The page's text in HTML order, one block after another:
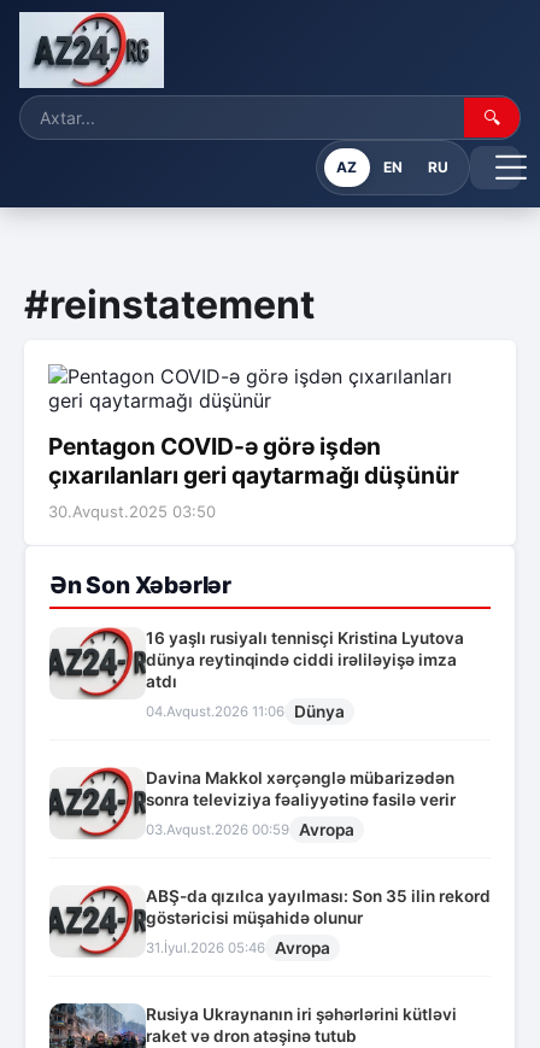
🔍
AZ EN RU
#reinstatement
Pentagon COVID-ə görə işdən
çıxarılanları geri qaytarmağı düşünür
30.Avqust.2025 03:50
Ən Son Xəbərlər
16 yaşlı rusiyalı tennisçi Kristina Lyutova
dünya reytinqində ciddi irəliləyişə imza
atdı
04.Avqust.2026 11:06 Dünya
Davina Makkol xərçənglə mübarizədən
sonra televiziya fəaliyyətinə fasilə verir
03.Avqust.2026 00:59 Avropa
ABŞ-da qızılca yayılması: Son 35 ilin rekord
göstəricisi müşahidə olunur
31.İyul.2026 05:46 Avropa
Rusiya Ukraynanın iri şəhərlərini kütləvi
raket və dron atəşinə tutub